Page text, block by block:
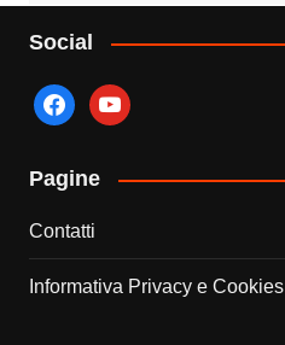
Social
facebookyoutube
Pagine
Contatti
Informativa Privacy e Cookies